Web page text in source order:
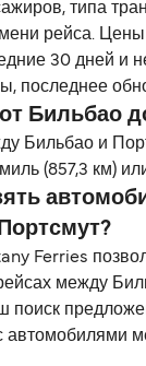
типа
рейса.
30 дней и
последнее
Бильбао
Бильбао и
(857,3 км)
Ferries
между
поиск
автомобилями